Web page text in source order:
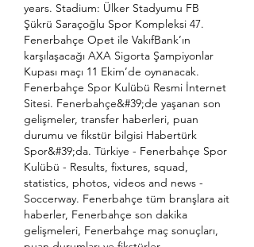
years. Stadium: Ülker Stadyumu FB
Şükrü Saraçoğlu Spor Kompleksi 47.
Fenerbahçe Opet ile VakıfBank’ın
karşılaşacağı AXA Sigorta Şampiyonlar
Kupası maçı 11 Ekim’de oynanacak.
Fenerbahçe Spor Kulübü Resmi İnternet
Sitesi. Fenerbahçe&#39;de yaşanan son
gelişmeler, transfer haberleri, puan
durumu ve fikstür bilgisi Habertürk
Spor&#39;da. Türkiye - Fenerbahçe Spor
Kulübü - Results, fixtures, squad,
statistics, photos, videos and news -
Soccerway. Fenerbahçe tüm branşlara ait
haberler, Fenerbahçe son dakika
gelişmeleri, Fenerbahçe maç sonuçları,